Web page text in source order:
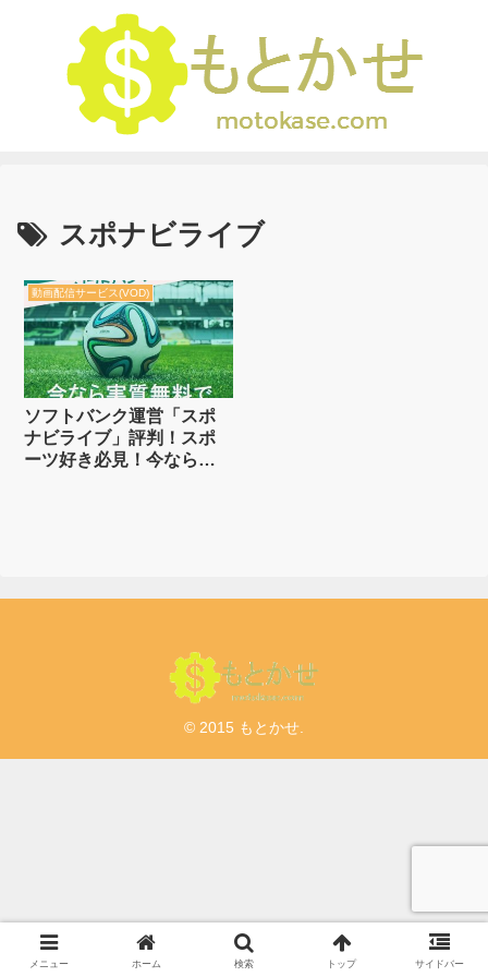
スポナビライブ
動画配信サービス(VOD)
ソフトバンク運営「スポ
ナビライブ」評判！スポ
ーツ好き必見！今なら実
© 2015 もとかせ.
メニュー ホーム 検索 トップ サイドバー